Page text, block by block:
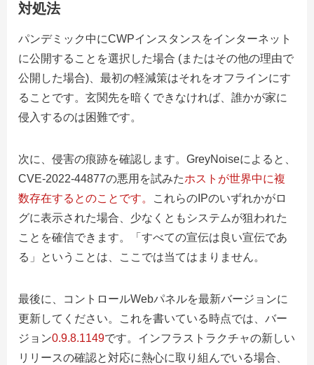
対処法
パンデミック中にCWPインスタンスをインターネット
に公開することを選択した場合 (またはその他の理由で
公開した場合)、最初の軽減策はそれをオフラインにす
ることです。玄関先を暗くできなければ、誰かが家に
侵入するのは困難です。
次に、侵害の痕跡を確認します。GreyNoiseによると、
CVE-2022-44877の悪用を試みたホストが世界中に複
数存在するとのことです。
これらのIPのいずれかがロ
グに表示された場合、少なくともシステムが狙われた
ことを確信できます。「すべての宣伝は良い宣伝であ
る」ということは、ここでは当てはまりません。
最後に、コントロールWebパネルを最新バージョンに
更新してください。これを書いている時点では、バー
ジョン0.9.8.1149です。インフラストラクチャの新しい
リリースの確認と対応に熱心に取り組んでいる場合、